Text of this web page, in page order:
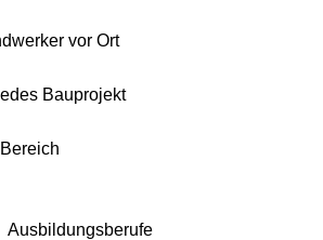
vor Ort
Bauprojekt
Ausbildungsberufe